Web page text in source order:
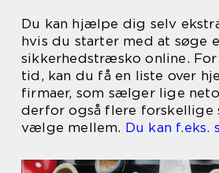
Du kan hjælpe dig selv
hvis du starter med at søge
sikkerhedstræsko online.
tid, kan du få en liste over
firmaer, som sælger lige
derfor også flere forskellige
vælge mellem. Du kan f.eks.